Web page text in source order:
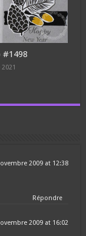
#1498
2009 at 12:38
Répondre
2009 at 16:02